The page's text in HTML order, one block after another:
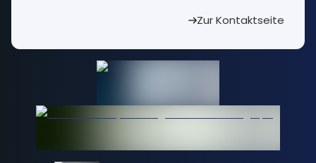
Zur Kontaktseite